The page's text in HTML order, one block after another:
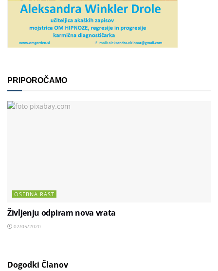
PRIPOROČAMO
OSEBNA RAST
Življenju odpiram nova vrata
02/05/2020
Dogodki Članov